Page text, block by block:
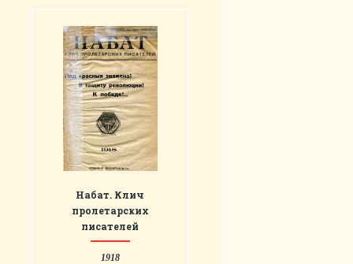
Набат. Клич
пролетарских
писателей
1918